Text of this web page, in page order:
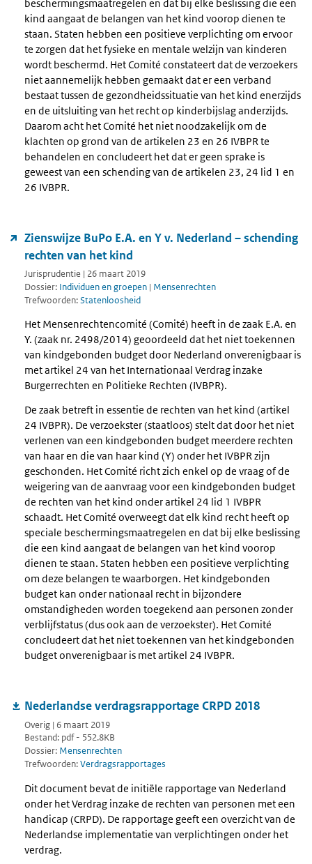
beschermingsmaatregelen en dat bij elke beslissing die een
kind aangaat de belangen van het kind voorop dienen te
staan. Staten hebben een positieve verplichting om ervoor
te zorgen dat het fysieke en mentale welzijn van kinderen
wordt beschermd. Het Comité constateert dat de verzoekers
niet aannemelijk hebben gemaakt dat er een verband
bestaat tussen de gezondheidssituatie van het kind enerzijds
en de uitsluiting van het recht op kinderbijslag anderzijds.
Daarom acht het Comité het niet noodzakelijk om de
klachten op grond van de artikelen 23 en 26 IVBPR te
behandelen en concludeert het dat er geen sprake is
geweest van een schending van de artikelen 23, 24 lid 1 en
26 IVBPR.
Zienswijze BuPo E.A. en Y v. Nederland – schending
rechten van het kind
Jurisprudentie | 26 maart 2019
Dossier: Individuen en groepen | Mensenrechten
Trefwoorden:Statenloosheid
Het Mensenrechtencomité (Comité) heeft in de zaak E.A. en
Y. (zaak nr. 2498/2014) geoordeeld dat het niet toekennen
van kindgebonden budget door Nederland onverenigbaar is
met artikel 24 van het Internationaal Verdrag inzake
Burgerrechten en Politieke Rechten (IVBPR).
De zaak betreft in essentie de rechten van het kind (artikel
24 IVBPR). De verzoekster (staatloos) stelt dat door het niet
verlenen van een kindgebonden budget meerdere rechten
van haar en die van haar kind (Y) onder het IVBPR zijn
geschonden. Het Comité richt zich enkel op de vraag of de
weigering van de aanvraag voor een kindgebonden budget
de rechten van het kind onder artikel 24 lid 1 IVBPR
schaadt. Het Comité overweegt dat elk kind recht heeft op
speciale beschermingsmaatregelen en dat bij elke beslissing
die een kind aangaat de belangen van het kind voorop
dienen te staan. Staten hebben een positieve verplichting
om deze belangen te waarborgen. Het kindgebonden
budget kan onder nationaal recht in bijzondere
omstandigheden worden toegekend aan personen zonder
verblijfstatus (dus ook aan de verzoekster). Het Comité
concludeert dat het niet toekennen van het kindgebonden
budget onverenigbaar is met artikel 24 IVBPR.
Nederlandse verdragsrapportage CRPD 2018
Overig | 6 maart 2019
Bestand: pdf - 552.8KB
Dossier: Mensenrechten
Trefwoorden:Verdragsrapportages
Dit document bevat de initiële rapportage van Nederland
onder het Verdrag inzake de rechten van personen met een
handicap (CRPD). De rapportage geeft een overzicht van de
Nederlandse implementatie van verplichtingen onder het
verdrag.